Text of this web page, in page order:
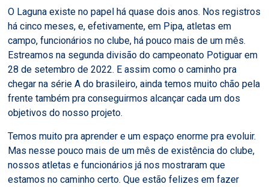
O Laguna existe no papel há quase dois anos. Nos registros
há cinco meses, e, efetivamente, em Pipa, atletas em
campo, funcionários no clube, há pouco mais de um mês.
Estreamos na segunda divisão do campeonato Potiguar em
28 de setembro de 2022. E assim como o caminho pra
chegar na série A do brasileiro, ainda temos muito chão pela
frente também pra conseguirmos alcançar cada um dos
objetivos do nosso projeto.
Temos muito pra aprender e um espaço enorme pra evoluir.
Mas nesse pouco mais de um mês de existência do clube,
nossos atletas e funcionários já nos mostraram que
estamos no caminho certo. Que estão felizes em fazer